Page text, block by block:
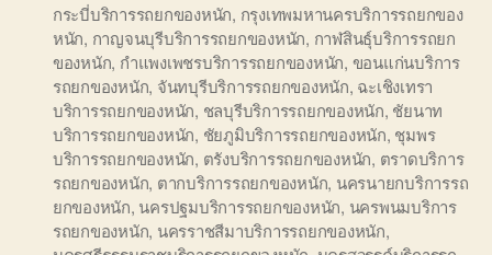
กระบี่บริการรถยกของหนัก, กรุงเทพมหานครบริการรถยกของ
หนัก, กาญจนบุรีบริการรถยกของหนัก, กาฬสินธุ์บริการรถยก
ของหนัก, กำแพงเพชรบริการรถยกของหนัก, ขอนแก่นบริการ
รถยกของหนัก, จันทบุรีบริการรถยกของหนัก, ฉะเชิงเทรา
บริการรถยกของหนัก, ชลบุรีบริการรถยกของหนัก, ชัยนาท
บริการรถยกของหนัก, ชัยภูมิบริการรถยกของหนัก, ชุมพร
บริการรถยกของหนัก, ตรังบริการรถยกของหนัก, ตราดบริการ
รถยกของหนัก, ตากบริการรถยกของหนัก, นครนายกบริการรถ
ยกของหนัก, นครปฐมบริการรถยกของหนัก, นครพนมบริการ
รถยกของหนัก, นครราชสีมาบริการรถยกของหนัก,